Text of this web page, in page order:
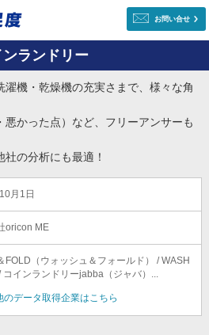
お問い合せ
ンランドリー
濯機・乾燥機の充実さまで、様々な角
かった点）など、フリーアンサーも
の分析にも最適！
月1日
oricon ME
FOLD（ウォッシュ＆フォールド） / WASH
コインランドリーjabba（ジャバ）...
のデータ取得企業はこちら